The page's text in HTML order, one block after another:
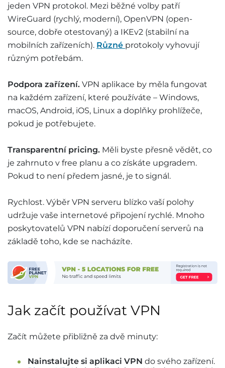
jeden VPN protokol. Mezi běžné volby patří
WireGuard (rychlý, moderní), OpenVPN (open-
source, dobře otestovaný) a IKEv2 (stabilní na
mobilních zařízeních). Různé protokoly vyhovují
různým potřebám.
Podpora zařízení. VPN aplikace by měla fungovat
na každém zařízení, které používáte – Windows,
macOS, Android, iOS, Linux a doplňky prohlížeče,
pokud je potřebujete.
Transparentní pricing. Měli byste přesně vědět, co
je zahrnuto v free planu a co získáte upgradem.
Pokud to není předem jasné, je to signál.
Rychlost. Výběr VPN serveru blízko vaší polohy
udržuje vaše internetové připojení rychlé. Mnoho
poskytovatelů VPN nabízí doporučení serverů na
základě toho, kde se nacházíte.
Jak začít používat VPN
Začít můžete přibližně za dvě minuty:
Nainstalujte si aplikaci VPN do svého zařízení.